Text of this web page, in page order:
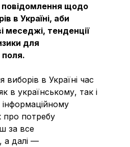
повідомлення щодо
в Україні, аби
меседжі, тенденції
для
поля.
в Україні час
в українському, так і
про потребу
за все
а далі —